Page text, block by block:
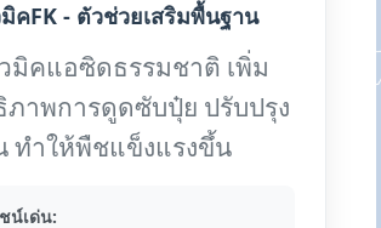
คFK - ตัวช่วยเสริมพื้นฐาน
มิคแอซิดธรรมชาติ เพิ่ม
ภาพการดูดซับปุ๋ย ปรับปรุง
ทำให้พืชแข็งแรงขึ้น
น์เด่น: